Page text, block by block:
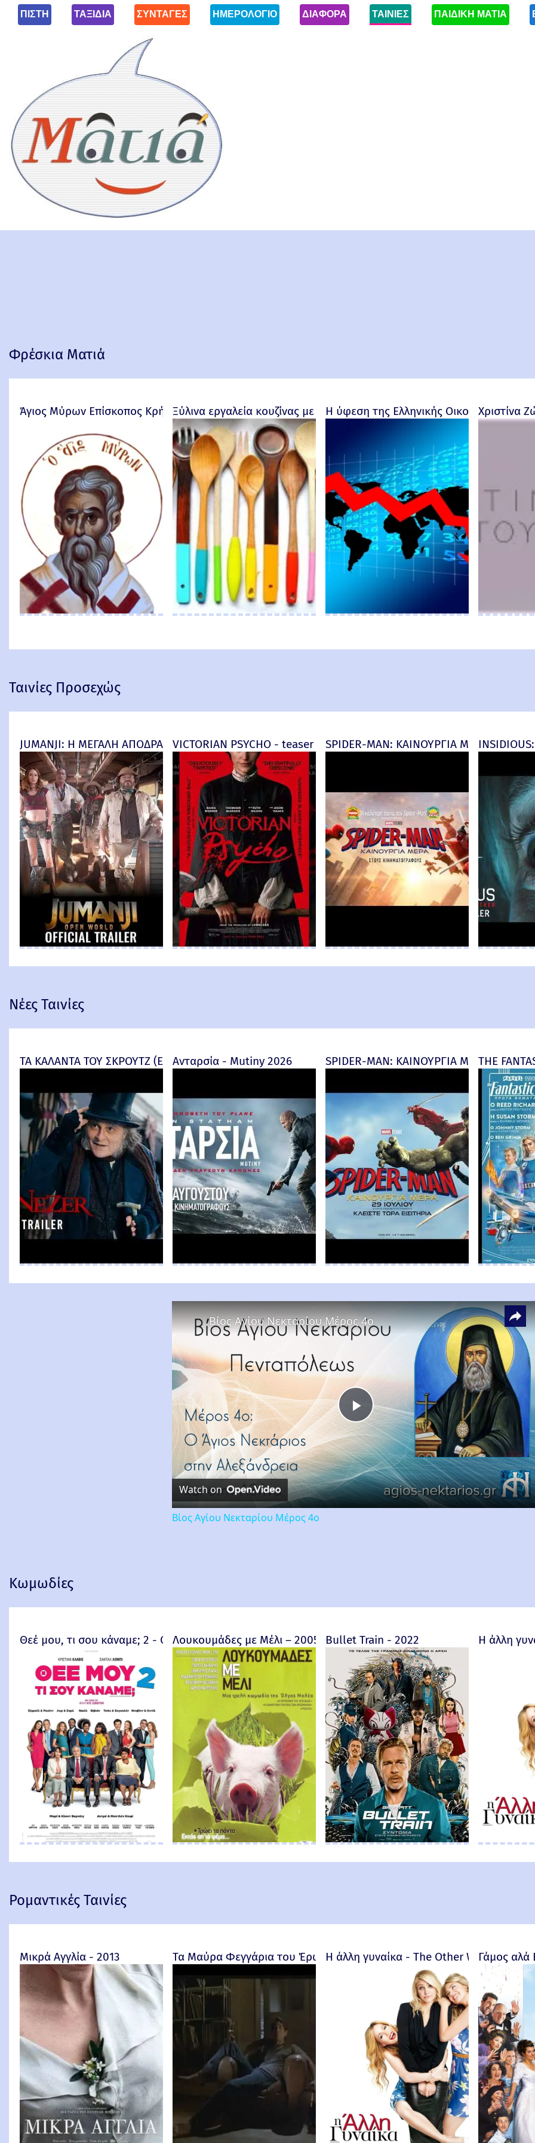
ΠΙΣΤΗ ΤΑΞΙΔΙΑ ΣΥΝΤΑΓΕΣ ΗΜΕΡΟΛΟΓΙΟ ΔΙΑΦΟΡΑ ΤΑΙΝΙΕΣ ΠΑΙΔΙΚΗ ΜΑΤΙΑ
Φρέσκια Ματιά
Άγιος Μύρων Επίσκοπος ΚρήτηςΞύλινα εργαλεία κουζίνας με προσωπικότηταΗ ύφεση της Ελληνικής Οικονομίας -
Χριστίνα
Ταινίες Προσεχώς
JUMANJI: Η ΜΕΓΑΛΗ ΑΠΟΔΡΑΣΗ (Jumanji: Open World) - official (μεταγλ)
VICTORIAN PSYCHO - teaser SPIDER-MAN: ΚΑΙΝΟΥΡΓΙΑ ΜΕΡΑ
Νέες Ταινίες
ΤΑ ΚΑΛΑΝΤΑ ΤΟΥ ΣΚΡΟΥΤΖ (Ebenezer) -Ανταρσία - Mutiny 2026 SPIDER-MAN: ΚΑΙΝΟΥΡΓΙΑ ΜΕΡΑTHE
×
Play
Video
Βίος Αγίου Νεκταρίου Μέρος 4ο
Watch on
Βίος Αγίου Νεκταρίου Μέρος 4ο
Κωμωδίες
Θεέ μου, τι σου κάναμε; 2 - Qu'est-ce qu'on a encore fait au Bon Dieu? - Trailer 2019 (Greek subs)
Λουκουμάδες με Μέλι – 2005 Bullet Train - 2022 Η άλλη
Ρομαντικές Ταινίες
Μικρά Αγγλία - 2013 Τα Μαύρα Φεγγάρια του Έρωτα - Bitter Moon – 1992
Η άλλη γυναίκα - The Other Woman –
Γάμος αλά